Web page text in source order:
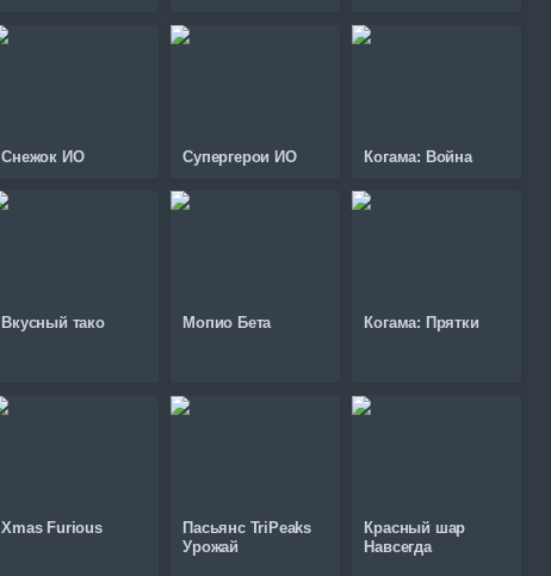
Снежок ИО Супергерои ИО Когама: Война
Вкусный тако Мопио Бета Когама: Прятки
Xmas Furious
Пасьянс TriPeaks
Урожай
Красный шар
Навсегда